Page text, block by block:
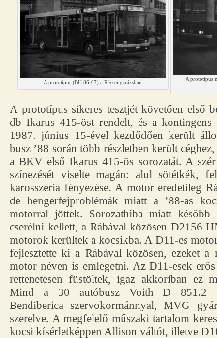
A prototípus (BU 86-07) a Récsei garázsban
A prototípus
A prototípus sikeres tesztjét követően első
db Ikarus 415-öst rendelt, és a
1987. június 15-ével kezdődően került
busz ’88 során több részletben került
a BKV első Ikarus 415-ös sorozatát. A
színezését viselte magán: alul sötétkék,
karosszéria fényezése. A motor eredetileg
de hengerfejproblémák miatt a ’88-as
motorral jöttek. Sorozathiba miatt
cserélni kellett, a Rábával közösen D2156
motorok kerültek a kocsikba. A D11-es
fejlesztette ki a Rábával közösen, ezeket
motor néven is emlegetni. Az D11-esek
rettenetesen füstöltek, igaz akkoriban ez
Mind a 30 autóbusz Voith D 851.2
Bendiberica szervokormánnyal, MVG
szerelve. A megfelelő műszaki tartalom
kocsi kísérletképpen Allison váltót, illetve